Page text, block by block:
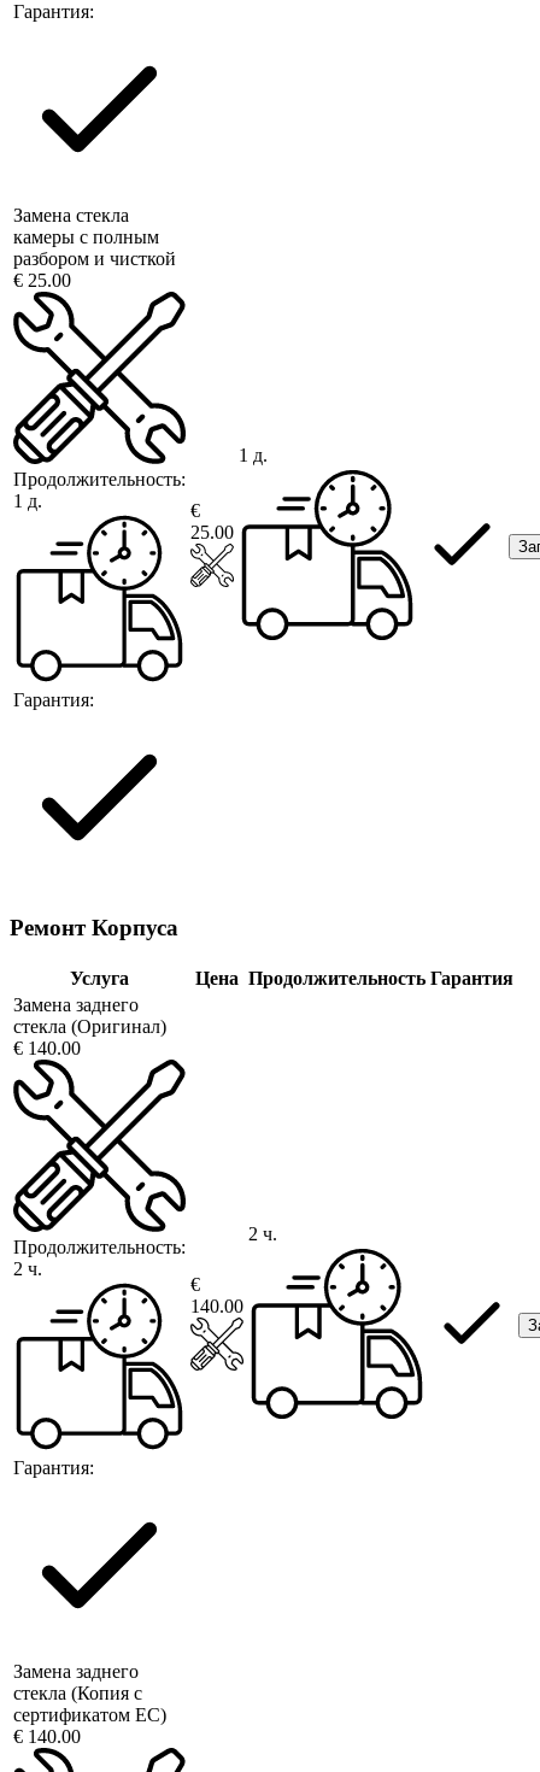
Гарантия:
Замена стекла
камеры с полным
разбором и чисткой
€ 25.00
Продолжительность:
1 д.
Гарантия:
€
25.00
1 д.
Ремонт Корпуса
Услуга Цена Продолжительность Гарантия
Замена заднего
стекла (Оригинал)
€ 140.00
Продолжительность:
2 ч.
Гарантия:
€
140.00
2 ч.
Замена заднего
стекла (Копия с
сертификатом ЕС)
€ 140.00